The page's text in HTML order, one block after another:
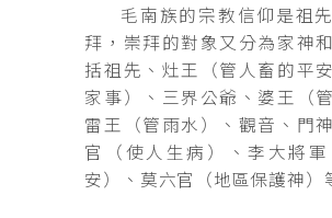
毛南族的宗教信仰是祖
拜，崇拜的對象又分為家神
括祖先、灶王（管人畜的平
家事）、三界公爺、婆王（
雷王（管雨水）、觀音、門
官（使人生病）、李大將
安）、莫六官（地區保護神）